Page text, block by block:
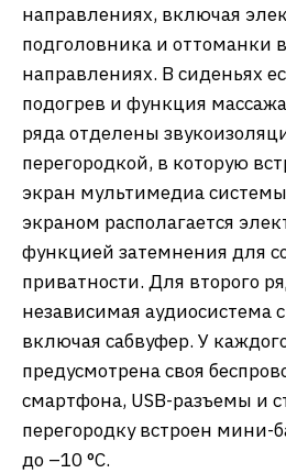
направлениях, включая
подголовника и оттоманки
направлениях. В сиденьях
подогрев и функция
ряда отделены
перегородкой, в которую
экран мультимедиа
экраном располагается
функцией затемнения для
приватности. Для второго
независимая аудиосистема
включая сабвуфер. У
предусмотрена своя
смартфона, USB-разъемы и
перегородку встроен мини-
до –10 °С.